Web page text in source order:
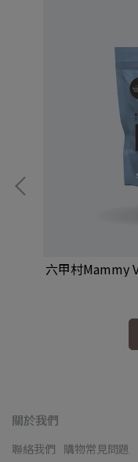
六甲村Mammy
關於我們
聯絡我們 購物常見問題